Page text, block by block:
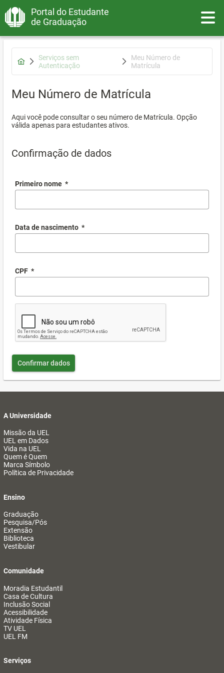
Portal do Estudante
de Graduação
Serviços sem
Autenticação
Meu Número de
Matrícula
Meu Número de Matrícula
Aqui você pode consultar o seu número de Matrícula. Opção
válida apenas para estudantes ativos.
Confirmação de dados
Primeiro nome *
Data de nascimento *
CPF *
Confirmar dados
A Universidade
Missão da UEL
UEL em Dados
Vida na UEL
Quem é Quem
Marca Símbolo
Política de Privacidade
Ensino
Graduação
Pesquisa/Pós
Extensão
Biblioteca
Vestibular
Comunidade
Moradia Estudantil
Casa de Cultura
Inclusão Social
Acessibilidade
Atividade Física
TV UEL
UEL FM
Serviços